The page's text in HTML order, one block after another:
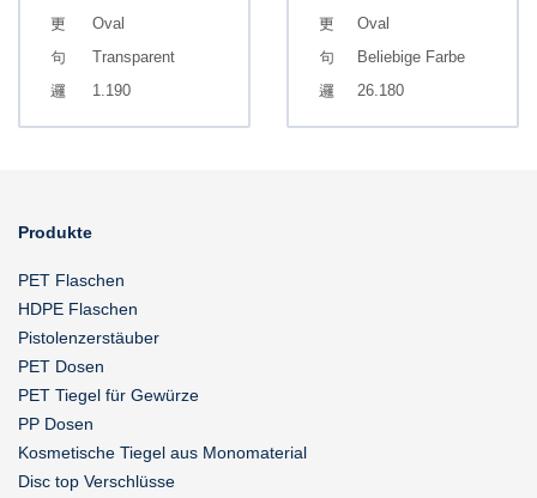
Oval
Transparent
1.190
Oval
Beliebige Farbe
26.180
Produkte
PET Flaschen
HDPE Flaschen
Pistolenzerstäuber
PET Dosen
PET Tiegel für Gewürze
PP Dosen
Kosmetische Tiegel aus Monomaterial
Disc top Verschlüsse